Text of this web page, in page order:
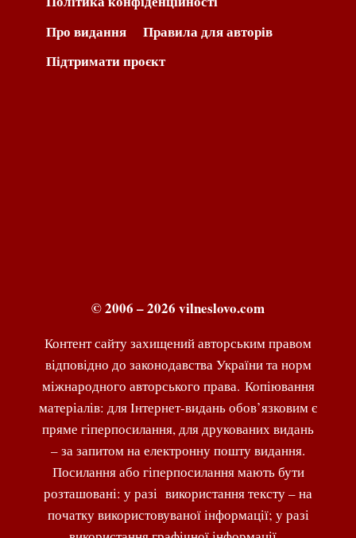
Про видання
Правила для авторів
Підтримати проєкт
© 2006 – 2026 vilneslovo.com
Контент сайту захищений авторським правом
відповідно до законодавства України та норм
міжнародного авторського права. Копіювання
матеріалів: для Інтернет-видань обов’язковим є
пряме гіперпосилання, для друкованих видань
– за запитом на електронну пошту видання.
Посилання або гіперпосилання мають бути
розташовані: у разі використання тексту – на
початку використовуваної інформації; у разі